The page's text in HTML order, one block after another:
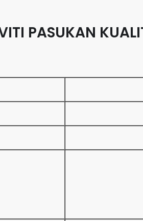
PASUKAN